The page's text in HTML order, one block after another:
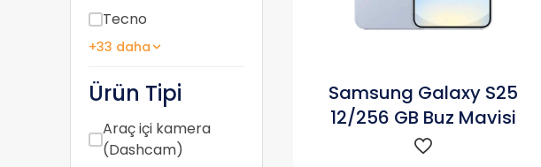
Tecno
+33 daha
Ürün Tipi
Araç içi kamera
(Dashcam)
Samsung Galaxy S25
12/256 GB Buz Mavisi